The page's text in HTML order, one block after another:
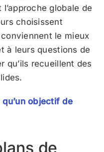
globale de
choisissent
le mieux
à leurs questions de
qu’ils recueillent des
qu’un objectif de
de